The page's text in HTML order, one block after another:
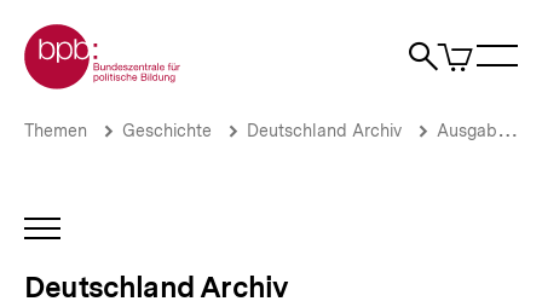
zum
Seiteninhalt
springen
Zur Startseite der bpb
Suche
Artikel
im
Gesellschaftlicher
Deutschland
Brotkrümelnavigation
Pfadnavigation
Themen Geschichte Deutschland Archiv Ausgaben vor 2013
INHALTSNAVIGATION
Deutschland Archiv